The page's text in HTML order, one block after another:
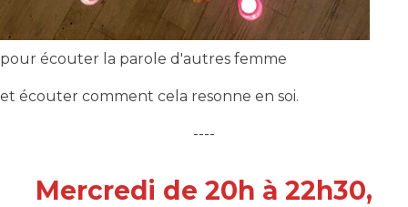
pour écouter la parole d'autres femme
et écouter comment cela resonne en soi.
----
Mercredi de 20h à 22h30,